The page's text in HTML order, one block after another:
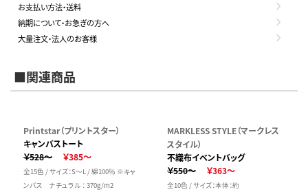
お支払い方法・送料
納期について・お急ぎの方へ
大量注文・法人のお客様
■関連商品
Printstar（プリントスター）
キャンバストート
￥528～
￥385～
全15色 / サイズ：S～L / 綿100％ ※キャ
ンバス ナチュラル ： 370g/m2
MARKLESS STYLE（マークレス
スタイル）
不織布イベントバッグ
￥550～
￥363～
全10色 / サイズ：本体：約